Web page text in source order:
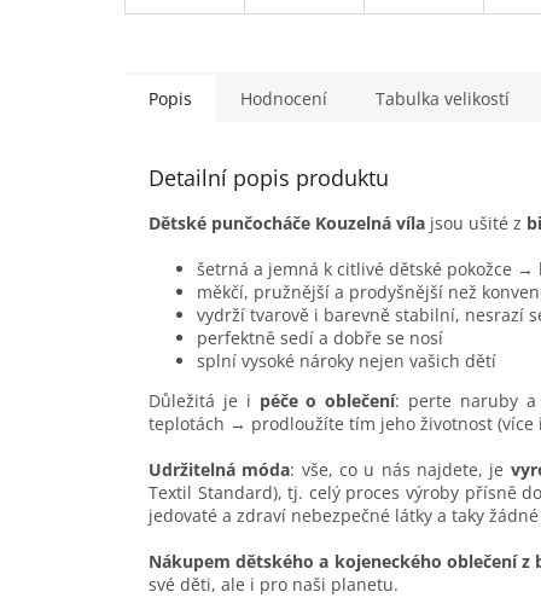
Popis Hodnocení Tabulka velikostí
Detailní popis produktu
Dětské punčocháče Kouzelná víla jsou ušité z
šetrná a jemná k citlivé dětské pokožce
měkčí, pružnější a prodyšnější než
vydrží tvarově i barevně stabilní, nesrazí
perfektně sedí a dobře se nosí
splní vysoké nároky nejen vašich dětí
Důležitá je i péče o oblečení: perte naruby a
teplotách → prodloužíte tím jeho životnost
Udržitelná móda: vše, co u nás najdete, je
Textil Standard), tj. celý proces výroby přísně
jedovaté a zdraví nebezpečné látky a taky
Nákupem dětského a kojeneckého oblečení z
své děti, ale i pro naši planetu.